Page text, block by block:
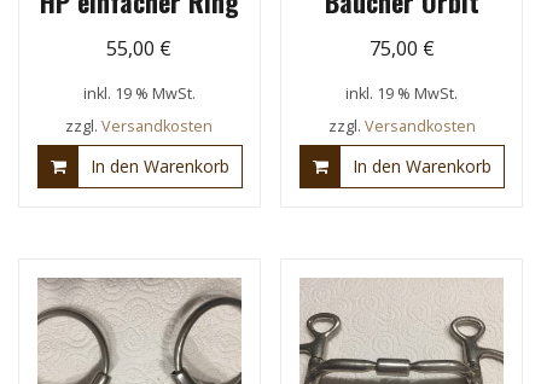
55,00 €
inkl. 19 % MwSt.
zzgl.Versandkosten
In den Warenkorb
75,00 €
inkl. 19 % MwSt.
zzgl. Versandkosten
In den Warenkorb